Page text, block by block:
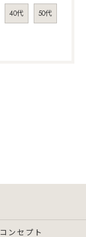
40代 50代
コンセプト